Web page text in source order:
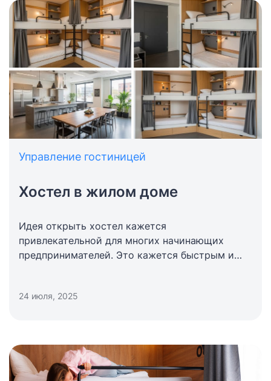
Управление гостиницей
Хостел в жилом доме
Идея открыть хостел кажется
привлекательной для многих начинающих
предпринимателей. Это кажется быстрым и
ждет ряд юридических и организационных
24 июля, 2025